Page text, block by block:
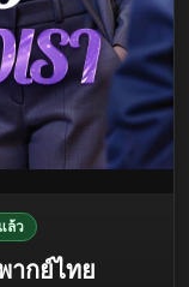
ล้ว
ากย์ไทย